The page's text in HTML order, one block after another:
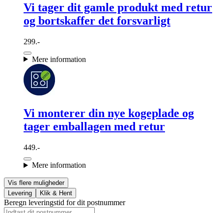
Vi tager dit gamle produkt med retur
og bortskaffer det forsvarligt
299.-
Mere information
Vi monterer din nye kogeplade og
tager emballagen med retur
449.-
Mere information
Vis flere muligheder
Levering
Klik & Hent
Beregn leveringstid for dit postnummer